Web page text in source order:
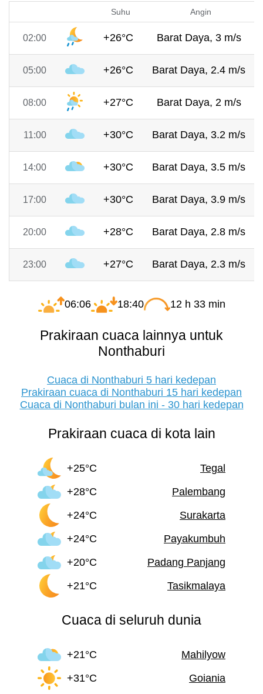
Suhu Angin
02:00 +26°C Barat Daya, 3 m/s
05:00 +26°C Barat Daya, 2.4 m/s
08:00 +27°C Barat Daya, 2 m/s
11:00 +30°C Barat Daya, 3.2 m/s
14:00 +30°C Barat Daya, 3.5 m/s
17:00 +30°C Barat Daya, 3.9 m/s
20:00 +28°C Barat Daya, 2.8 m/s
23:00 +27°C Barat Daya, 2.3 m/s
06:06 18:40 12 h 33 min
Prakiraan cuaca lainnya untuk
Nonthaburi
Cuaca di Nonthaburi 5 hari kedepan
Prakiraan cuaca di Nonthaburi 15 hari kedepan
Cuaca di Nonthaburi bulan ini - 30 hari kedepan
Prakiraan cuaca di kota lain
+25°C
Tegal
+28°C
Palembang
+24°C
Surakarta
+24°C
Payakumbuh
+20°C
Padang Panjang
+21°C
Tasikmalaya
Cuaca di seluruh dunia
+21°C
Mahilyow
+31°C
Goiania